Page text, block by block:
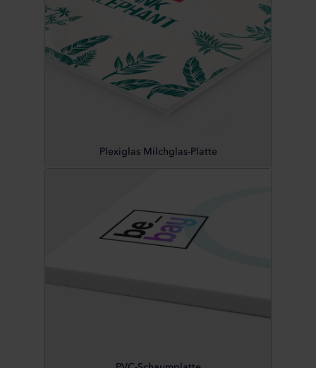
Plexiglas Milchglas-Platte